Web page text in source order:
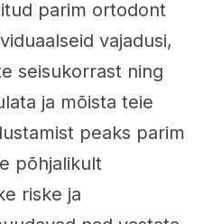
parim ortodont
vajadusi,
seisukorrast ning
ja mõista teie
peaks parim
põhjalikult
riske ja